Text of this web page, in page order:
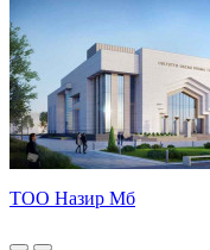
ТОО Назир Мб